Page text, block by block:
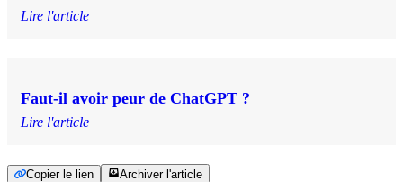
Lire l'article
Faut-il avoir peur de ChatGPT ?
Lire l'article
Copier le lien Archiver l'article